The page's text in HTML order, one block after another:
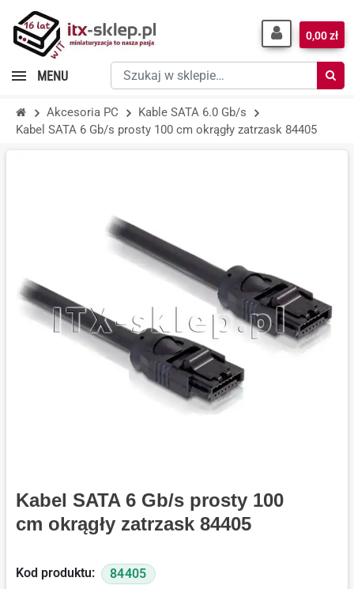
Szukaj
w
sklepie…
0,00 zł
MENU
Akcesoria PC
Kable SATA 6.0 Gb/s
Kabel SATA 6 Gb/s prosty 100 cm okrągły zatrzask 84405
Kabel SATA 6 Gb/s prosty 100
cm okrągły zatrzask 84405
Kod produktu: 84405